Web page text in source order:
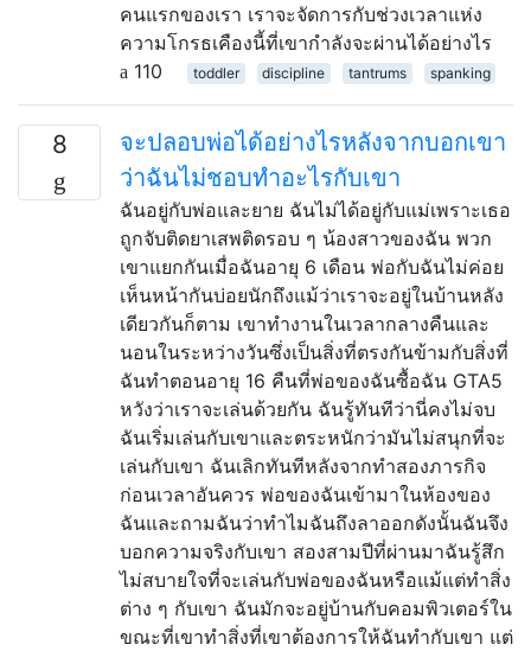
คนแรกของเรา เราจะจัดการกับช่วงเวลาแห่ง
ความโกรธเคืองนี้ที่เขากำลังจะผ่านได้อย่างไร
110
toddler discipline tantrums spanking
8
จะปลอบพ่อได้อย่างไรหลังจากบอกเขา
ว่าฉันไม่ชอบทำอะไรกับเขา
ฉันอยู่กับพ่อและยาย ฉันไม่ได้อยู่กับแม่เพราะเธอ
ถูกจับติดยาเสพติดรอบ ๆ น้องสาวของฉัน พวก
เขาแยกกันเมื่อฉันอายุ 6 เดือน พ่อกับฉันไม่ค่อย
เห็นหน้ากันบ่อยนักถึงแม้ว่าเราจะอยู่ในบ้านหลัง
เดียวกันก็ตาม เขาทำงานในเวลากลางคืนและ
นอนในระหว่างวันซึ่งเป็นสิ่งที่ตรงกันข้ามกับสิ่งที่
ฉันทำตอนอายุ 16 คืนที่พ่อของฉันซื้อฉัน GTA5
หวังว่าเราจะเล่นด้วยกัน ฉันรู้ทันทีว่านี่คงไม่จบ
ฉันเริ่มเล่นกับเขาและตระหนักว่ามันไม่สนุกที่จะ
เล่นกับเขา ฉันเลิกทันทีหลังจากทำสองภารกิจ
ก่อนเวลาอันควร พ่อของฉันเข้ามาในห้องของ
ฉันและถามฉันว่าทำไมฉันถึงลาออกดังนั้นฉันจึง
บอกความจริงกับเขา สองสามปีที่ผ่านมาฉันรู้สึก
ไม่สบายใจที่จะเล่นกับพ่อของฉันหรือแม้แต่ทำสิ่ง
ต่าง ๆ กับเขา ฉันมักจะอยู่บ้านกับคอมพิวเตอร์ใน
ขณะที่เขาทำสิ่งที่เขาต้องการให้ฉันทำกับเขา แต่